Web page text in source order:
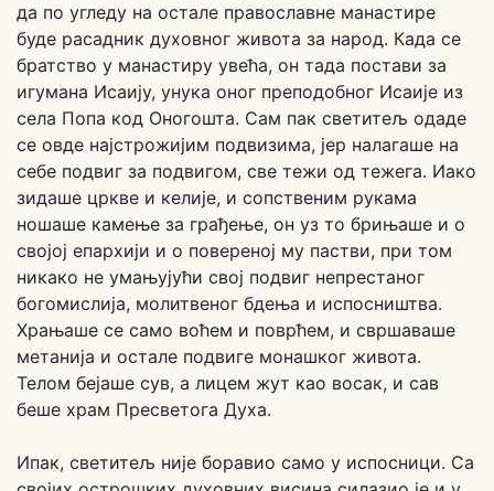
да по угледу на остале православне манастире
буде расадник духовног живота за народ. Када се
братство у манастиру увећа, он тада постави за
игумана Исаију, унука оног преподобног Исаије из
села Попа код Оногошта. Сам пак светитељ одаде
се овде најстрожијим подвизима, јер налагаше на
себе подвиг за подвигом, све тежи од тежега. Иако
зидаше цркве и келије, и сопственим рукама
ношаше камење за грађење, он уз то брињаше и о
својој епархији и о повереној му пастви, при том
никако не умањујући свој подвиг непрестаног
богомислија, молитвеног бдења и испосништва.
Храњаше се само воћем и поврћем, и свршаваше
метанија и остале подвиге монашког живота.
Телом бејаше сув, а лицем жут као восак, и сав
беше храм Пресветога Духа.
Ипак, светитељ није боравио само у испосници. Са